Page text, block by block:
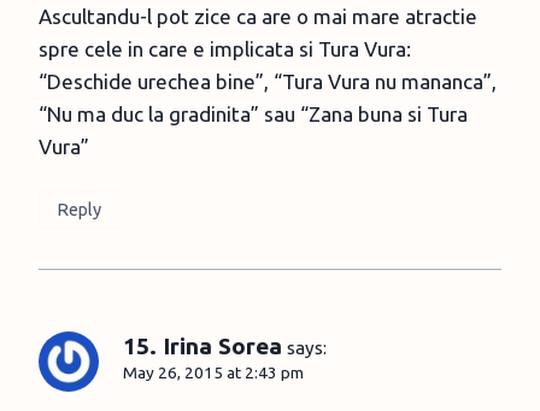
Ascultandu-l pot zice ca are o mai mare atractie
spre cele in care e implicata si Tura Vura:
“Deschide urechea bine”, “Tura Vura nu mananca”,
“Nu ma duc la gradinita” sau “Zana buna si Tura
Vura”
Reply
15. Irina Sorea says:
May 26, 2015 at 2:43 pm